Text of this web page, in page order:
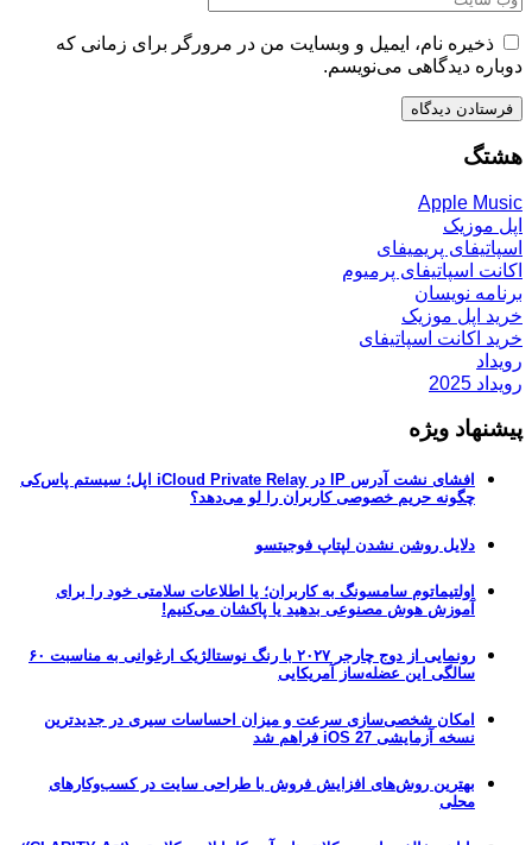
ذخیره نام، ایمیل و وبسایت من در مرورگر برای زمانی که
دوباره دیدگاهی می‌نویسم.
هشتگ
Apple Music
اپل موزیک
اسپاتیفای پریمیفای
اکانت اسپاتیفای پرمیوم
برنامه نویسان
خرید اپل موزیک
خرید اکانت اسپاتیفای
رویداد
رویداد 2025
پیشنهاد ویژه
افشای نشت آدرس IP در iCloud Private Relay اپل؛ سیستم پاس‌کی
چگونه حریم خصوصی کاربران را لو می‌دهد؟
دلایل روشن نشدن لپتاپ فوجیتسو
اولتیماتوم سامسونگ به کاربران؛ یا اطلاعات سلامتی خود را برای
آموزش هوش مصنوعی بدهید یا پاکشان می‌کنیم!
رونمایی از دوج چارجر ۲۰۲۷ با رنگ نوستالژیک ارغوانی به مناسبت ۶۰
سالگی این عضله‌ساز آمریکایی
امکان شخصی‌سازی سرعت و میزان احساسات سیری در جدیدترین
نسخه آزمایشی iOS 27 فراهم شد
بهترین روش‌های افزایش فروش با طراحی سایت در کسب‌وکارهای
محلی